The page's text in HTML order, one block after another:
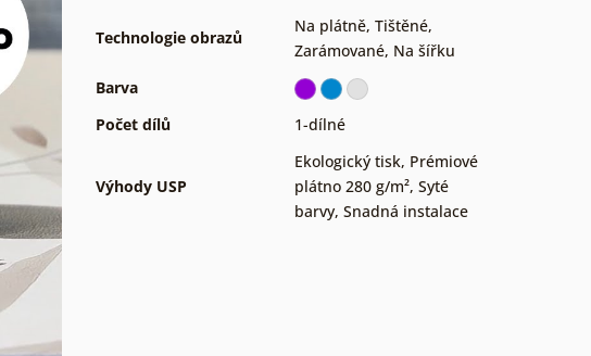
Technologie obrazů
Na plátně, Tištěné,
Zarámované, Na šířku
Barva
Počet dílů
1-dílné
Výhody USP
Ekologický tisk, Prémiové
plátno 280 g/m², Syté
barvy, Snadná instalace